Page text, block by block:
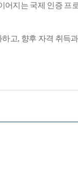
어지는 국제 인증 프
하고, 향후 자격 취득